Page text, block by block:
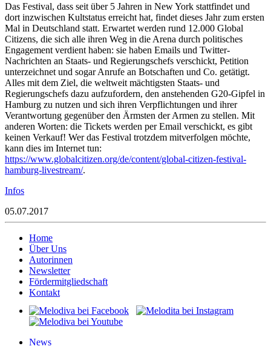
Das Festival, dass seit über 5 Jahren in New York stattfindet und
dort inzwischen Kultstatus erreicht hat, findet dieses Jahr zum ersten
Mal in Deutschland statt. Erwartet werden rund 12.000 Global
Citizens, die sich alle ihren Weg in die Arena durch politisches
Engagement verdient haben: sie haben Emails und Twitter-
Nachrichten an Staats- und Regierungschefs verschickt, Petition
unterzeichnet und sogar Anrufe an Botschaften und Co. getätigt.
Alles mit dem Ziel, die weltweit mächtigsten Staats- und
Regierungschefs dazu aufzufordern, den anstehenden G20-Gipfel in
Hamburg zu nutzen und sich ihren Verpflichtungen und ihrer
Verantwortung gegenüber den Ärmsten der Armen zu stellen. Mit
anderen Worten: die Tickets werden per Email verschickt, es gibt
keinen Verkauf! Wer das Festival trotzdem mitverfolgen möchte,
kann dies im Internet tun:
https://www.globalcitizen.org/de/content/global-citizen-festival-
hamburg-livestream/.
Infos
05.07.2017
Home
Über Uns
Autorinnen
Newsletter
Fördermitgliedschaft
Kontakt
News